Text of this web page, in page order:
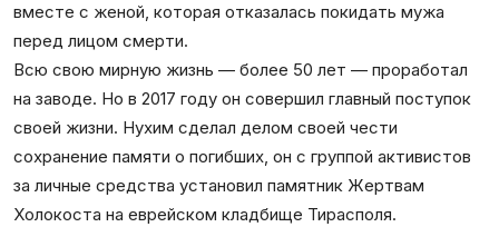
вместе с женой, которая отказалась покидать мужа
перед лицом смерти.
Всю свою мирную жизнь — более 50 лет — проработал
на заводе. Но в 2017 году он совершил главный поступок
своей жизни. Нухим сделал делом своей чести
сохранение памяти о погибших, он с группой активистов
за личные средства установил памятник Жертвам
Холокоста на еврейском кладбище Тирасполя.